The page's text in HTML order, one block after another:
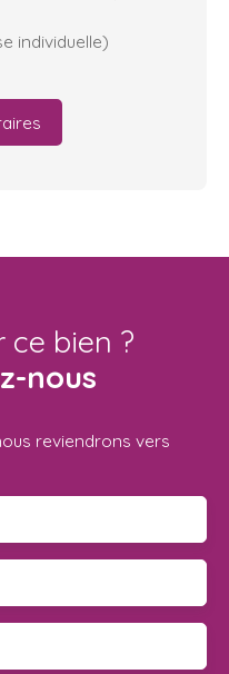
individuelle)
ce bien ?
nous
reviendrons vers